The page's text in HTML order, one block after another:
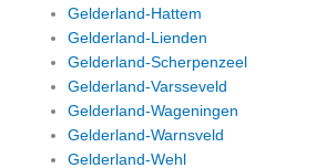
Gelderland-Hattem
Gelderland-Lienden
Gelderland-Scherpenzeel
Gelderland-Varsseveld
Gelderland-Wageningen
Gelderland-Warnsveld
Gelderland-Wehl